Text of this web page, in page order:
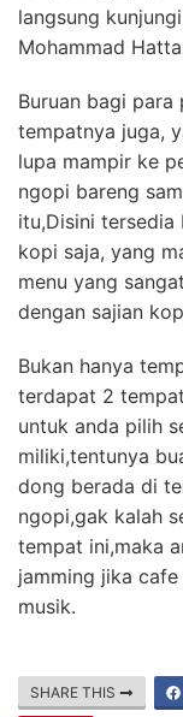
langsung
Mohammad
Buruan bagi
tempatnya juga,
lupa mampir ke
ngopi bareng
itu,Disini
kopi saja, yang
menu yang
dengan sajian
Bukan hanya
terdapat 2
untuk anda pilih
miliki,tentunya
dong berada di
ngopi,gak kalah
tempat ini,maka
jamming jika
musik.
SHARE THIS